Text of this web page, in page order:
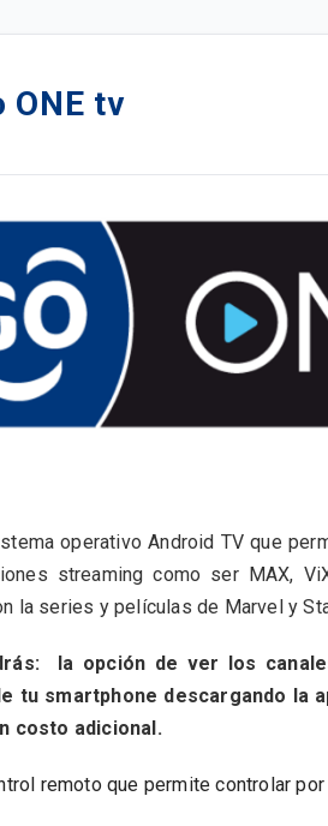
ONE tv
operativo Android TV que
streaming como ser MAX,
la series y películas de Marvel y
la opción de ver los
tu smartphone descargando la
costo adicional.
remoto que permite controlar